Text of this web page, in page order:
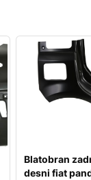
Blatobran
desni fiat